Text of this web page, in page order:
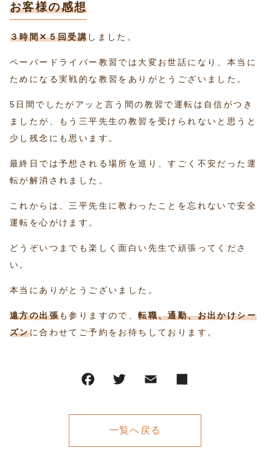
お客様の感想
３時間✕５回受講しました。
ペーパードライバー教習では大変お世話になり、本当に
ためになる実戦的な教習をありがとうございました。
5日間でしたがアッと言う間の教習で運転は自信がつき
ましたが、もう三平先生の教習を受けられないと思うと
少し残念にも思います。
最終日では予想される場所を巡り、すごく不安だった運
転が解消されました。
これからは、三平先生に教わったことを忘れないで安全
運転を心がけます。
どうぞいつまでも楽しく面白い先生で頑張ってくださ
い。
本当にありがとうございました。
遠方の出張も参りますので、転職、通勤、お出かけシー
ズンに合わせてご予約をお待ちしております。
一覧へ戻る